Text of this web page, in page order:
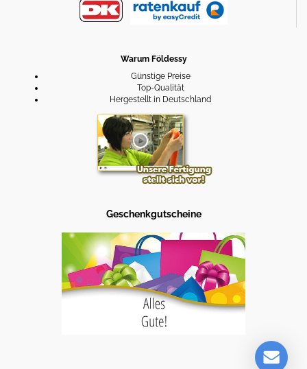
Warum Földessy
Günstige Preise
Top-Qualität
Hergestellt in Deutschland
Geschenkgutscheine